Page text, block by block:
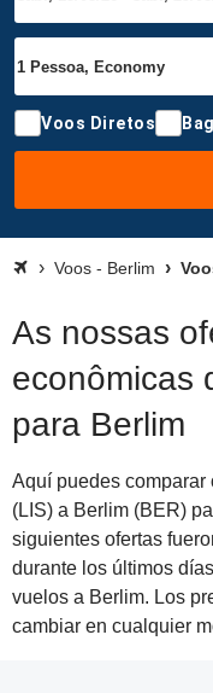
Voos Diretos
Voos - Berlim
As nossas
econômicas
para Berlim
Aquí puedes comparar
(LIS) a Berlim (BER)
siguientes ofertas
durante los últimos
vuelos a Berlim. Los
cambiar en cualquier